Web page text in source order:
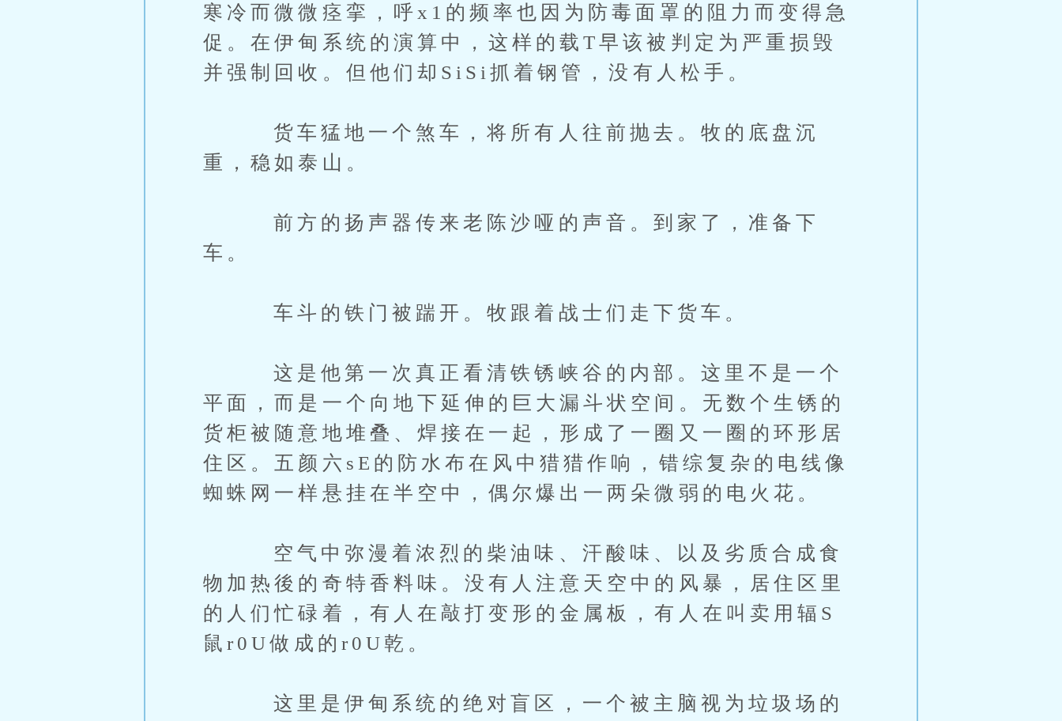
寒冷而微微痉挛，呼x1的频率也因为防毒面罩的阻力而变得急
促。在伊甸系统的演算中，这样的载T早该被判定为严重损毁
并强制回收。但他们却SiSi抓着钢管，没有人松手。
货车猛地一个煞车，将所有人往前抛去。牧的底盘沉
重，稳如泰山。
前方的扬声器传来老陈沙哑的声音。到家了，准备下
车。
车斗的铁门被踹开。牧跟着战士们走下货车。
这是他第一次真正看清铁锈峡谷的内部。这里不是一个
平面，而是一个向地下延伸的巨大漏斗状空间。无数个生锈的
货柜被随意地堆叠、焊接在一起，形成了一圈又一圈的环形居
住区。五颜六sE的防水布在风中猎猎作响，错综复杂的电线像
蜘蛛网一样悬挂在半空中，偶尔爆出一两朵微弱的电火花。
空气中弥漫着浓烈的柴油味、汗酸味、以及劣质合成食
物加热後的奇特香料味。没有人注意天空中的风暴，居住区里
的人们忙碌着，有人在敲打变形的金属板，有人在叫卖用辐S
鼠r0U做成的r0U乾。
这里是伊甸系统的绝对盲区，一个被主脑视为垃圾场的